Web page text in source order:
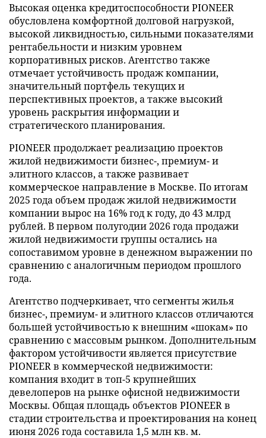
Высокая оценка кредитоспособности PIONEER
обусловлена комфортной долговой нагрузкой,
высокой ликвидностью, сильными показателями
рентабельности и низким уровнем
корпоративных рисков. Агентство также
отмечает устойчивость продаж компании,
значительный портфель текущих и
перспективных проектов, а также высокий
уровень раскрытия информации и
стратегического планирования.
PIONEER продолжает реализацию проектов
жилой недвижимости бизнес-, премиум- и
элитного классов, а также развивает
коммерческое направление в Москве. По итогам
2025 года объем продаж жилой недвижимости
компании вырос на 16% год к году, до 43 млрд
рублей. В первом полугодии 2026 года продажи
жилой недвижимости группы остались на
сопоставимом уровне в денежном выражении по
сравнению с аналогичным периодом прошлого
года.
Агентство подчеркивает, что сегменты жилья
бизнес-, премиум- и элитного классов отличаются
большей устойчивостью к внешним «шокам» по
сравнению с массовым рынком. Дополнительным
фактором устойчивости является присутствие
PIONEER в коммерческой недвижимости:
компания входит в топ-5 крупнейших
девелоперов на рынке офисной недвижимости
Москвы. Общая площадь объектов PIONEER в
стадии строительства и проектирования на конец
июня 2026 года составила 1,5 млн кв. м.